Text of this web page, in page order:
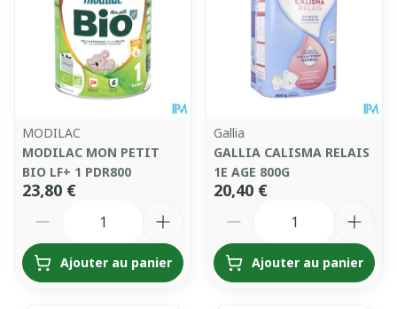
MODILAC
MODILAC MON PETIT
BIO LF+ 1 PDR800
23,80 €
Ajouter au panier
Gallia
GALLIA CALISMA RELAIS
1E AGE 800G
20,40 €
Ajouter au panier